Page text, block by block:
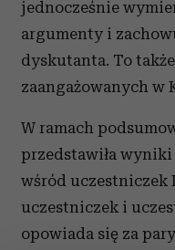
jednocześnie
argumenty i
dyskutanta. To
zaangażowanych w
W ramach
przedstawiła
wśród uczestniczek
uczestniczek i
opowiada się za